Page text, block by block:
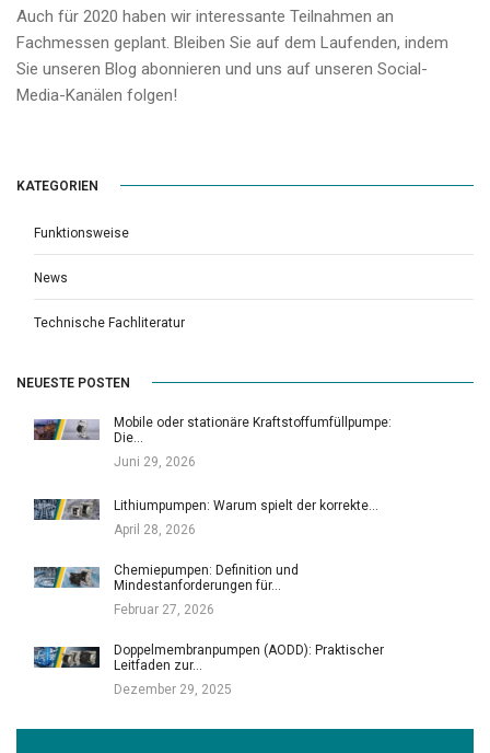
Auch für 2020 haben wir interessante Teilnahmen an
Fachmessen geplant. Bleiben Sie auf dem Laufenden, indem
Sie unseren Blog abonnieren und uns auf unseren Social-
Media-Kanälen folgen!
KATEGORIEN
Funktionsweise
News
Technische Fachliteratur
NEUESTE POSTEN
Mobile oder stationäre Kraftstoffumfüllpumpe:
Die…
Juni 29, 2026
Lithiumpumpen: Warum spielt der korrekte…
April 28, 2026
Chemiepumpen: Definition und
Mindestanforderungen für…
Februar 27, 2026
Doppelmembranpumpen (AODD): Praktischer
Leitfaden zur…
Dezember 29, 2025